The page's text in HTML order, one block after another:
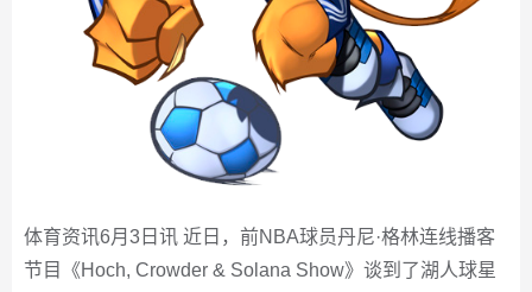
体育资讯6月3日讯 近日，前NBA球员丹尼·格林连线播客
节目《Hoch, Crowder & Solana Show》谈到了湖人球星